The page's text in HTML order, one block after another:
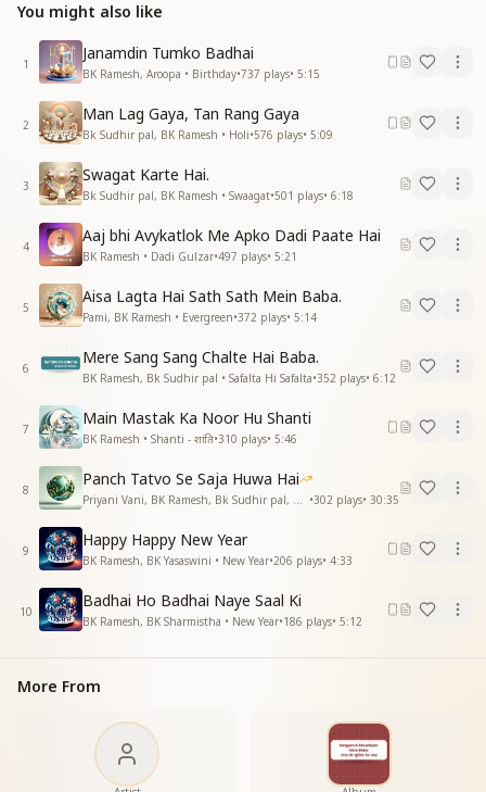
थकान सारी मिट गई
शक्ति इतनी भर गई
थकान सारी मिट गई
शक्ति इतनी भर गई
तनहा ये दिल की दूर हुई
खुशी जो इतनी मिल गयी
मन ही मन छा गये दिल गाए गुणगान
मन ही मन छा गये दिल गाए गुणगान
दिल गाए गुणगान
चलते चलते मिल गए बाबा
चलते चलते मिल गए बाबा
हो गई राह आसान
जीवन सफर सुहाना बना
मंजिल तक अब यूहीं चलना
जीवन सफर सुहाना बना
मंजिल तक अब यूहीं चलना
साथ तुम हो बाबा तो विघ्नों से क्या घबराना
साथ तुम हो बाबा तो विघ्नों से क्या घबराना
इतने करीब आ गए देखे स्वर्ग जहां
इतने करीब आ गए देखे स्वर्ग जहां
देखे स्वर्ग जहां
चलते चलते मिल गए बाबा
चलते चलते मिल गए बाबा
हो गई है राह आसान
ना डर है ना कोई फिकर
ना माया का हमपे हैअसर
ना डर है ना कोई फिकर
ना माया का हमपे हैअसर
तकदीर चमकी जन्मों की रबकी जो हमपे नजर
सदा ही बरसे रहमत उसकी हमपे मेहरबान
सदा ही बरसे रहमत उसकी हमपे मेहरबान
वो हमपे मेहरबान
You might also like
1
Janamdin Tumko Badhai
BK Ramesh, Aroopa • Birthday•737 plays• 5:15
2
Man Lag Gaya, Tan Rang Gaya
Bk Sudhir pal, BK Ramesh • Holi•576 plays• 5:09
3
Swagat Karte Hai.
Bk Sudhir pal, BK Ramesh • Swaagat•501 plays• 6:18
4
Aaj bhi Avykatlok Me Apko Dadi Paate Hai
BK Ramesh • Dadi Gulzar•497 plays• 5:21
5
Aisa Lagta Hai Sath Sath Mein Baba.
Pami, BK Ramesh • Evergreen•372 plays• 5:14
6
Mere Sang Sang Chalte Hai Baba.
BK Ramesh, Bk Sudhir pal • Safalta Hi Safalta•352 plays• 6:12
7
Main Mastak Ka Noor Hu Shanti
BK Ramesh • Shanti - शांति•310 plays• 5:46
8
Panch Tatvo Se Saja Huwa Hai
•302 plays• 30:35
9
Happy Happy New Year
BK Ramesh, BK Yasaswini • New Year•206 plays• 4:33
10
Badhai Ho Badhai Naye Saal Ki
BK Ramesh, BK Sharmistha • New Year•186 plays• 5:12
More From